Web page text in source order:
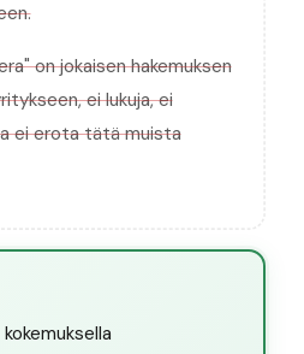
on jokaisen hakemuksen
ei lukuja, ei
ei erota tätä muista